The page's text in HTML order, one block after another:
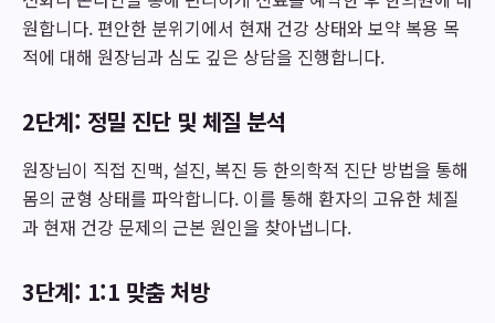
원합니다. 편안한 분위기에서 현재 건강 상태와 보약 복용 목
적에 대해 원장님과 심도 깊은 상담을 진행합니다.
2단계: 정밀 진단 및 체질 분석
원장님이 직접 진맥, 설진, 복진 등 한의학적 진단 방법을 통해
몸의 균형 상태를 파악합니다. 이를 통해 환자의 고유한 체질
과 현재 건강 문제의 근본 원인을 찾아냅니다.
3단계: 1:1 맞춤 처방